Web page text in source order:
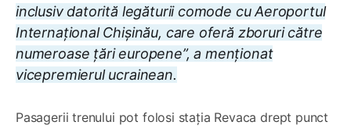
inclusiv datorită legăturii comode cu Aeroportul
Internațional Chișinău, care oferă zboruri către
numeroase țări europene”, a menționat
vicepremierul ucrainean.
Pasagerii trenului pot folosi stația Revaca drept punct